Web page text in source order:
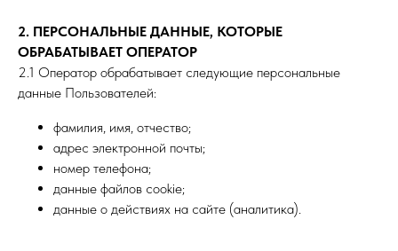
2. ПЕРСОНАЛЬНЫЕ ДАННЫЕ, КОТОРЫЕ
ОБРАБАТЫВАЕТ ОПЕРАТОР
2.1 Оператор обрабатывает следующие персональные
данные Пользователей:
фамилия, имя, отчество;
адрес электронной почты;
номер телефона;
данные файлов cookie;
данные о действиях на сайте (аналитика).